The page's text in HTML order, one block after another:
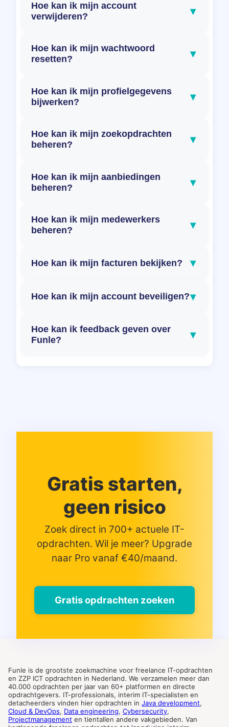
Hoe kan ik mijn account
verwijderen?
▾
Hoe kan ik mijn wachtwoord
resetten?
▾
Hoe kan ik mijn profielgegevens
bijwerken?
▾
Hoe kan ik mijn zoekopdrachten
beheren?
▾
Hoe kan ik mijn aanbiedingen
beheren?
▾
Hoe kan ik mijn medewerkers
beheren?
▾
Hoe kan ik mijn facturen bekijken? ▾
Hoe kan ik mijn account beveiligen?▾
Hoe kan ik feedback geven over
Funle?
▾
Gratis starten,
geen risico
Zoek direct in 700+ actuele IT-
opdrachten. Wil je meer? Upgrade
naar Pro vanaf €40/maand.
Gratis opdrachten zoeken
Funle is de grootste zoekmachine voor freelance IT-opdrachten
en ZZP ICT opdrachten in Nederland. We verzamelen meer dan
40.000 opdrachten per jaar van 60+ platformen en directe
opdrachtgevers. IT-professionals, interim IT-specialisten en
detacheerders vinden hier opdrachten in Java development,
Cloud & DevOps, Data engineering, Cybersecurity,
Projectmanagement en tientallen andere vakgebieden. Van